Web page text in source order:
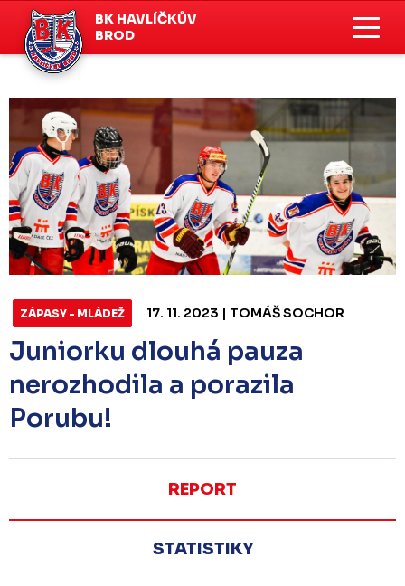
BK HAVLÍČKŮV
BROD
ZÁPASY - MLÁDEŽ 17. 11. 2023 | TOMÁŠ SOCHOR
Juniorku dlouhá pauza
nerozhodila a porazila
Porubu!
REPORT
STATISTIKY